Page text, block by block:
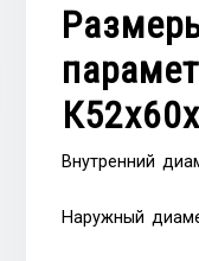
Внутренний
Наружный